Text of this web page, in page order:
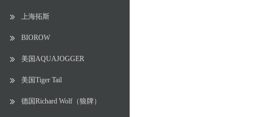
上海拓斯
BIOROW
美国AQUAJOGGER
美国Tiger Tail
德国Richard Wolf（狼牌）